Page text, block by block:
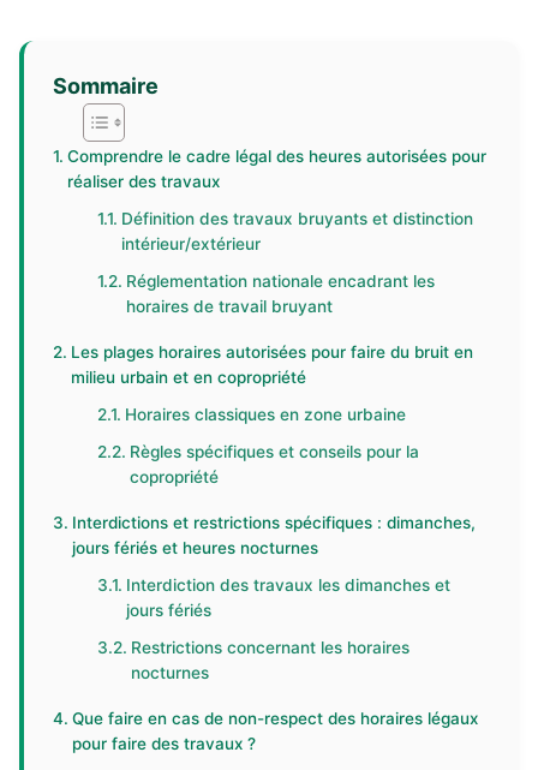
Sommaire
Comprendre le cadre légal des heures autorisées pour
réaliser des travaux
Définition des travaux bruyants et distinction
intérieur/extérieur
Réglementation nationale encadrant les
horaires de travail bruyant
Les plages horaires autorisées pour faire du bruit en
milieu urbain et en copropriété
Horaires classiques en zone urbaine
Règles spécifiques et conseils pour la
copropriété
Interdictions et restrictions spécifiques : dimanches,
jours fériés et heures nocturnes
Interdiction des travaux les dimanches et
jours fériés
Restrictions concernant les horaires
nocturnes
Que faire en cas de non-respect des horaires légaux
pour faire des travaux ?